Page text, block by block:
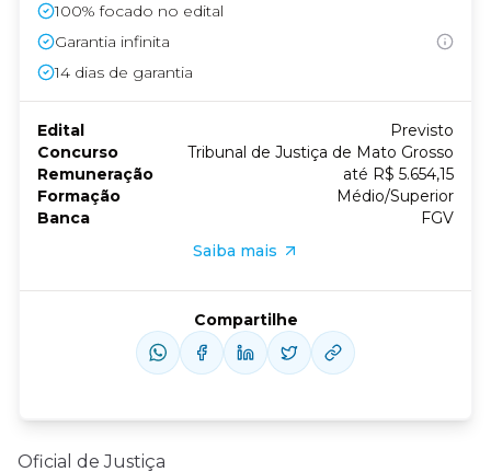
Oficial de Justiça
100% focado no edital
Garantia infinita
14 dias de garantia
Edital
Previsto
Concurso
Tribunal de Justiça de Mato Grosso
Remuneração
até R$ 5.654,15
Formação
Médio/Superior
Banca
FGV
Saiba mais
Compartilhe